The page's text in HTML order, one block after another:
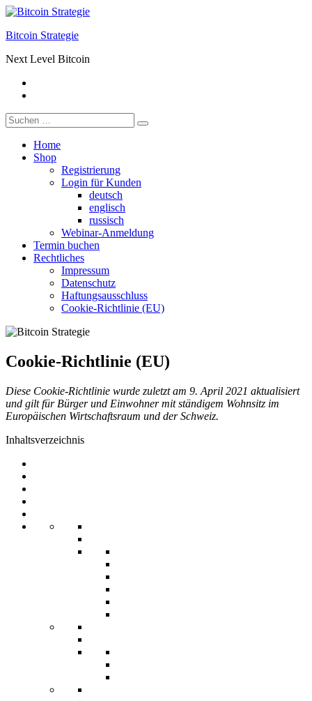
Zum
springen
Bitcoin Strategie
Next Level Bitcoin
Suche
nach:
Home
Shop
Registrierung
Login für Kunden
deutsch
englisch
russisch
Webinar-Anmeldung
Termin buchen
Rechtliches
Impressum
Datenschutz
Haftungsausschluss
Cookie-Richtlinie (EU)
Cookie-Richtlinie (EU)
Diese Cookie-Richtlinie wurde zuletzt am 9. April 2021 aktualisiert
und gilt für Bürger und Einwohner mit ständigem Wohnsitz im
Europäischen Wirtschaftsraum und der Schweiz.
Inhaltsverzeichnis